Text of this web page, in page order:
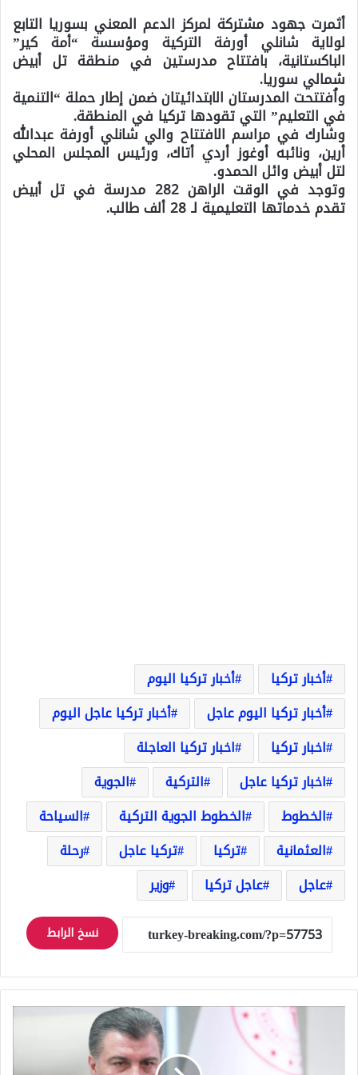
أثمرت جهود مشتركة لمركز الدعم المعني بسوريا التابع
لولاية شانلي أورفة التركية ومؤسسة “أمة كير”
الباكستانية، بافتتاح مدرستين في منطقة تل أبيض
شمالي سوريا.
واُفتتحت المدرستان الابتدائيتان ضمن إطار حملة “التنمية
في التعليم” التي تقودها تركيا في المنطقة.
وشارك في مراسم الافتتاح والي شانلي أورفة عبدالله
أرين، ونائبه أوغوز أردي أتاك، ورئيس المجلس المحلي
لتل أبيض وائل الحمدو.
وتوجد في الوقت الراهن 282 مدرسة في تل أبيض
تقدم خدماتها التعليمية لـ 28 ألف طالب.
أخبار تركيا
أخبار تركيا اليوم
أخبار تركيا اليوم عاجل
أخبار تركيا عاجل اليوم
اخبار تركيا
اخبار تركيا العاجلة
اخبار تركيا عاجل
التركية
الجوية
الخطوط
الخطوط الجوية التركية
السياحة
العثمانية
تركيا تركيا عاجل
رحلة
عاجل
عاجل تركيا وزير
نسخ الرابط
ارتفاع